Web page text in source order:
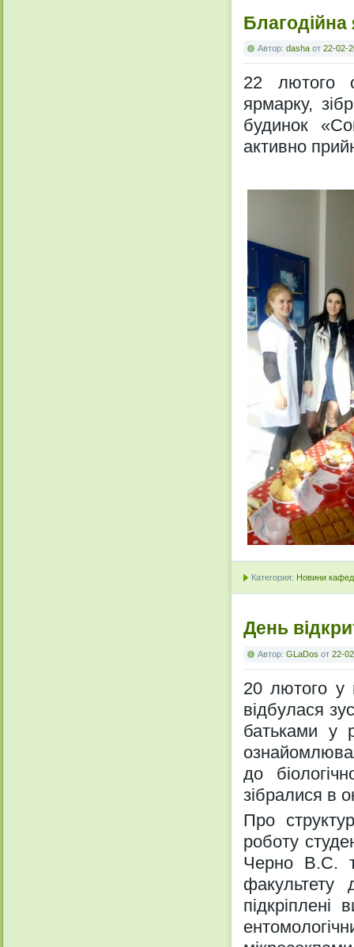
Автор: dasha от 22-02-
22 лютого
ярмарку,
будинок
активно
Категория: Новини
День
Автор: GLaDos от 22-
20 лютого у
відбулася
батьками у
до
зібралися в
Про
роботу
Черно В.С.
підкріплені